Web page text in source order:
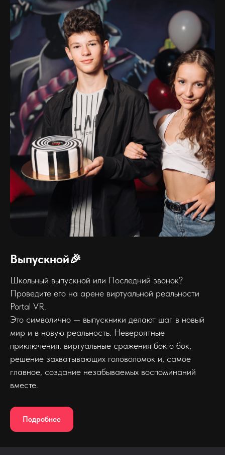
Выпускной🎉
Школьный выпускной или Последний звонок?
Проведите его на арене виртуальной реальности
Portal VR.
Это символично — выпускники делают шаг в новый
мир и в новую реальность. Невероятные
приключения, виртуальные сражения бок о бок,
решение захватывающих головоломок и, самое
главное, создание незабываемых воспоминаний
вместе.
Подробнее